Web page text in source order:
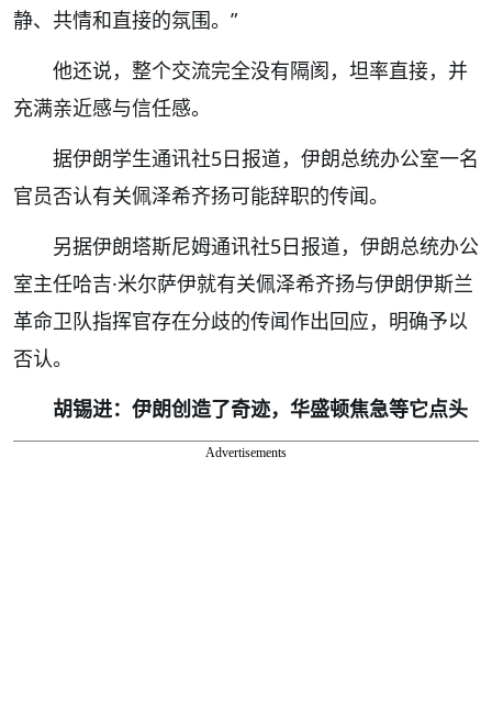
静、共情和直接的氛围。”
他还说，整个交流完全没有隔阂，坦率直接，并
充满亲近感与信任感。
据伊朗学生通讯社5日报道，伊朗总统办公室一名
官员否认有关佩泽希齐扬可能辞职的传闻。
另据伊朗塔斯尼姆通讯社5日报道，伊朗总统办公
室主任哈吉·米尔萨伊就有关佩泽希齐扬与伊朗伊斯兰
革命卫队指挥官存在分歧的传闻作出回应，明确予以
否认。
胡锡进：伊朗创造了奇迹，华盛顿焦急等它点头
Advertisements